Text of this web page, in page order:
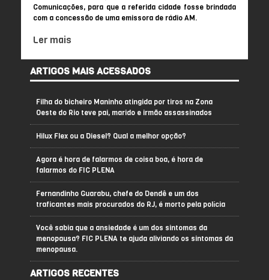
Comunicações, para que a referida cidade fosse brindada
com a concessão de uma emissora de rádio AM.
Ler mais
ARTIGOS MAIS ACESSADOS
Filha do bicheiro Maninho atingida por tiros na Zona
Oeste do Rio teve pai, marido e irmão assassinados
Hilux Flex ou a Diesel? Qual a melhor opção?
Agora é hora de falarmos de coisa boa, é hora de
falarmos do FIC PLENA
Fernandinho Guarabu, chefe do Dendê e um dos
traficantes mais procurados do RJ, é morto pela polícia
Você sabia que a ansiedade é um dos sintomas da
menopausa? FIC PLENA te ajuda aliviando os sintomas da
menopausa.
ARTIGOS RECENTES